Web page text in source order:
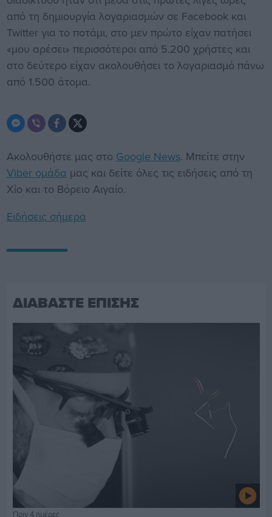
από τη δημιουργία λογαριασμών σε Facebook και
Twitter για το ποτάμι, στο μεν πρώτο είχαν πατήσει
«μου αρέσει» περισσότεροι από 5.200 χρήστες και
στο δεύτερο είχαν ακολουθήσει το λογαριασμό πάνω
από 1.500 άτομα.
Ακολουθήστε μας στο Google News. Μπείτε στην
Viber ομάδα μας και δείτε όλες τις ειδήσεις από τη
Χίο και το Βόρειο Αιγαίο.
Ειδήσεις σήμερα
ΔΙΑΒΑΣΤΕ ΕΠΙΣΗΣ
Πριν 4 ημέρες